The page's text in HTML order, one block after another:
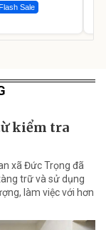
Flash Sale
kiểm tra
xã Đức Trọng đã
trữ và sử dụng
làm việc với hơn